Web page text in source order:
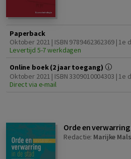
Paperback
Oktober 2021 | ISBN 9789462362369 | 1e
Levertijd 5-7 werkdagen
Online boek (2 jaar toegang)
Oktober 2021 | ISBN 3309010004303 | 1e
Direct via e-mail
Orde en
Redactie: Marijke